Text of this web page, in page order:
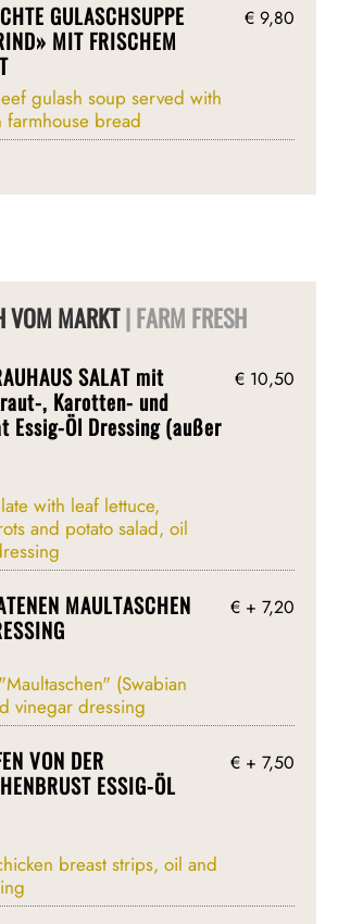
GULASCHSUPPE
MIT FRISCHEM
gulash soup served with
farmhouse bread
€ 9,80
VOM MARKT| FARM FRESH
SALAT mit
, Karotten- und
Essig-Öl Dressing (außer
with leaf lettuce,
and potato salad, oil
€ 10,50
MAULTASCHEN
(Swabian
vinegar dressing
€ + 7,20
VON DER
ESSIG-ÖL
breast strips, oil and
€ + 7,50